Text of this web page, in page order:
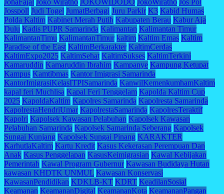
JohaFajal Joko Wiratno JOKOWIDODO JokoWiratno Jos Pol
Josspoll Judi Togel JumatBerbagi Juru Parkir K3 Kabid Humas
Polda Kaltim Kabinet Merah Putih Kabupaten Berau Kabur Aja
Dulu Kadis PUPR Samarinda Kalimantan Kalimantan Timur
KalimantanTimu KalimantanTimur kaltim Kaltim Emas Kaltim
Paradise of the East KaltimBerkarakter KaltimCerdas
KaltimExpo2025 KaltimSehat KaltimSukses KaltimTerkini
Kamaruddin Kamaruddin Ibrahim Kampanye Kampung Ketupat
Kampus Kamtibmas Kantor Imigrasi Samarinda
KantorImigrasiKelasITPISamarinda KanwilKemenkumhamKaltim
kapal feri Muchlisa Kapal Feri Tenggelam Kapolda Kaltim Cup
2025 KapoldaKaltim Kapolres Samarinda Kapolresta Samarinda
KapolrestaHendriUmar KapolrestaSamarinda KapolresTeraktif
Kapolri Kapolsek Kawasan Pelabuhan Kapolsek Kawasan
Pelabuhan Samarinda Kapolsek Samarinda Seberang Kapolsek
Sungai Kunjang Kapolsek Sungai Pinang KARAKTER
KarhutlaKaltim Kartu Kredit Kasus Kekerasan Perempuan Dan
Anak Kasus Penggelapan KasusKeimigrasian Kawal Kebijakan
Pemerintah Kawal Program Gubernur Kawasan Budidaya Hutan
kawasan KHDTK UNMUL Kawasan Konservasi
KawasanPendidikan KDKLB-KT KDRT KeadilanSosial
Keamanan KeamananDigital KeamananKota KeamananPangan